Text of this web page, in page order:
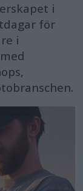
i
för
i